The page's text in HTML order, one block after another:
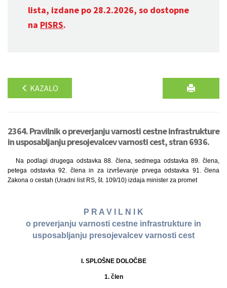
lista, izdane po 28.2.2026, so dostopne
na PISRS.
KAZALO
2364. Pravilnik o preverjanju varnosti cestne infrastrukture
in usposabljanju presojevalcev varnosti cest, stran 6936.
Na podlagi drugega odstavka 88. člena, sedmega odstavka 89. člena,
petega odstavka 92. člena in za izvrševanje prvega odstavka 91. člena
Zakona o cestah (Uradni list RS, št. 109/10) izdaja minister za promet
P R A V I L N I K
o preverjanju varnosti cestne infrastrukture in
usposabljanju presojevalcev varnosti cest
I. SPLOŠNE DOLOČBE
1. člen